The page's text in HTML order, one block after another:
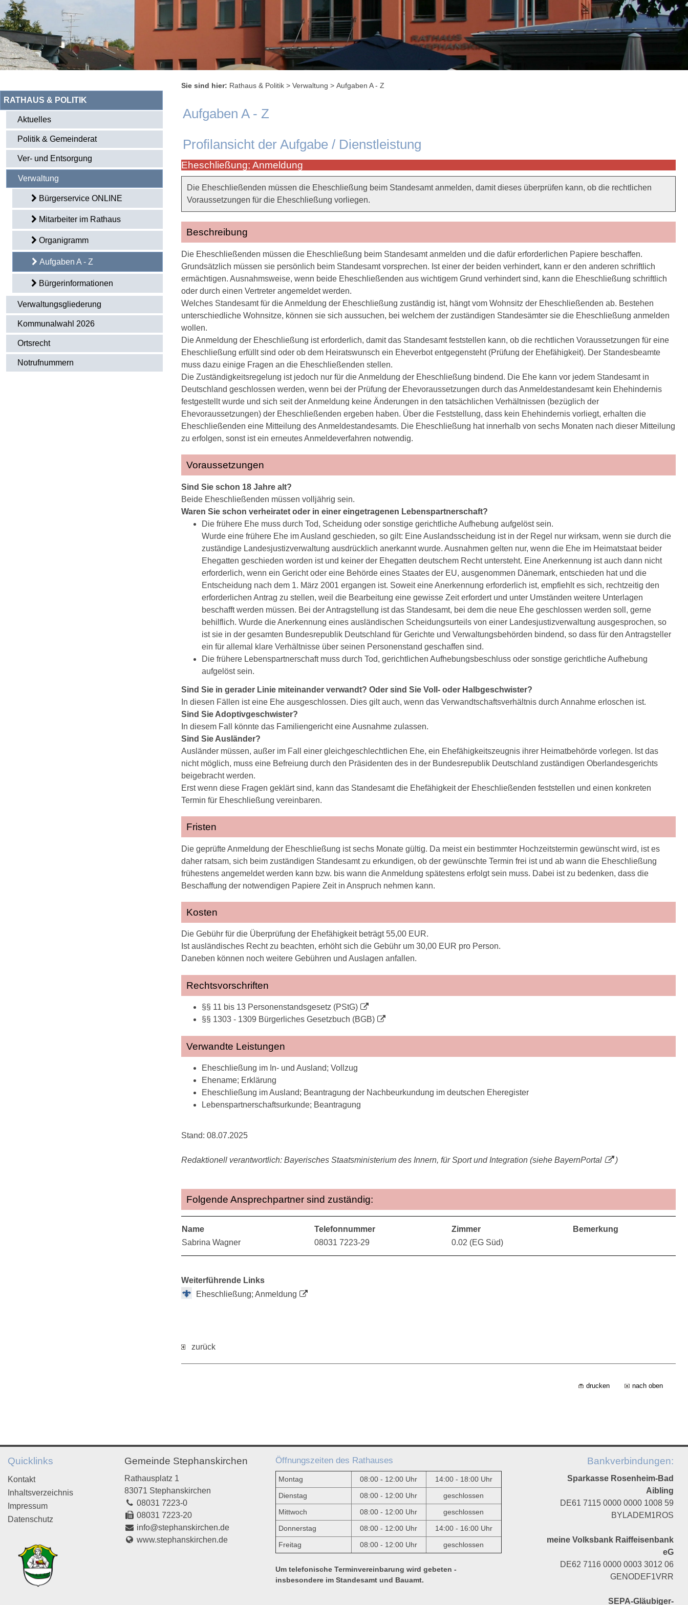
RATHAUS & POLITIK
Aktuelles
Politik & Gemeinderat
Ver- und Entsorgung
Verwaltung
Bürgerservice ONLINE
Mitarbeiter im Rathaus
Organigramm
Aufgaben A - Z
Bürgerinformationen
Verwaltungsgliederung
Kommunalwahl 2026
Ortsrecht
Notrufnummern
Sie sind hier: Rathaus & Politik > Verwaltung > Aufgaben A - Z
Aufgaben A - Z
Profilansicht der Aufgabe / Dienstleistung
Eheschließung; Anmeldung
Die Eheschließenden müssen die Eheschließung beim Standesamt anmelden, damit dieses überprüfen kann, ob die rechtlichen
Voraussetzungen für die Eheschließung vorliegen.
Beschreibung
Die Eheschließenden müssen die Eheschließung beim Standesamt anmelden und die dafür erforderlichen Papiere beschaffen.
Grundsätzlich müssen sie persönlich beim Standesamt vorsprechen. Ist einer der beiden verhindert, kann er den anderen schriftlich
ermächtigen. Ausnahmsweise, wenn beide Eheschließenden aus wichtigem Grund verhindert sind, kann die Eheschließung schriftlich
oder durch einen Vertreter angemeldet werden.
Welches Standesamt für die Anmeldung der Eheschließung zuständig ist, hängt vom Wohnsitz der Eheschließenden ab. Bestehen
unterschiedliche Wohnsitze, können sie sich aussuchen, bei welchem der zuständigen Standesämter sie die Eheschließung anmelden
wollen.
Die Anmeldung der Eheschließung ist erforderlich, damit das Standesamt feststellen kann, ob die rechtlichen Voraussetzungen für eine
Eheschließung erfüllt sind oder ob dem Heiratswunsch ein Eheverbot entgegensteht (Prüfung der Ehefähigkeit). Der Standesbeamte
muss dazu einige Fragen an die Eheschließenden stellen.
Die Zuständigkeitsregelung ist jedoch nur für die Anmeldung der Eheschließung bindend. Die Ehe kann vor jedem Standesamt in
Deutschland geschlossen werden, wenn bei der Prüfung der Ehevoraussetzungen durch das Anmeldestandesamt kein Ehehindernis
festgestellt wurde und sich seit der Anmeldung keine Änderungen in den tatsächlichen Verhältnissen (bezüglich der
Ehevoraussetzungen) der Eheschließenden ergeben haben. Über die Feststellung, dass kein Ehehindernis vorliegt, erhalten die
Eheschließenden eine Mitteilung des Anmeldestandesamts. Die Eheschließung hat innerhalb von sechs Monaten nach dieser Mitteilung
zu erfolgen, sonst ist ein erneutes Anmeldeverfahren notwendig.
Voraussetzungen
Sind Sie schon 18 Jahre alt?
Beide Eheschließenden müssen volljährig sein.
Waren Sie schon verheiratet oder in einer eingetragenen Lebenspartnerschaft?
Die frühere Ehe muss durch Tod, Scheidung oder sonstige gerichtliche Aufhebung aufgelöst sein.
Wurde eine frühere Ehe im Ausland geschieden, so gilt: Eine Auslandsscheidung ist in der Regel nur wirksam, wenn sie durch die
zuständige Landesjustizverwaltung ausdrücklich anerkannt wurde. Ausnahmen gelten nur, wenn die Ehe im Heimatstaat beider
Ehegatten geschieden worden ist und keiner der Ehegatten deutschem Recht untersteht. Eine Anerkennung ist auch dann nicht
erforderlich, wenn ein Gericht oder eine Behörde eines Staates der EU, ausgenommen Dänemark, entschieden hat und die
Entscheidung nach dem 1. März 2001 ergangen ist. Soweit eine Anerkennung erforderlich ist, empfiehlt es sich, rechtzeitig den
erforderlichen Antrag zu stellen, weil die Bearbeitung eine gewisse Zeit erfordert und unter Umständen weitere Unterlagen
beschafft werden müssen. Bei der Antragstellung ist das Standesamt, bei dem die neue Ehe geschlossen werden soll, gerne
behilflich. Wurde die Anerkennung eines ausländischen Scheidungsurteils von einer Landesjustizverwaltung ausgesprochen, so
ist sie in der gesamten Bundesrepublik Deutschland für Gerichte und Verwaltungsbehörden bindend, so dass für den Antragsteller
ein für allemal klare Verhältnisse über seinen Personenstand geschaffen sind.
Die frühere Lebenspartnerschaft muss durch Tod, gerichtlichen Aufhebungsbeschluss oder sonstige gerichtliche Aufhebung
aufgelöst sein.
Sind Sie in gerader Linie miteinander verwandt? Oder sind Sie Voll- oder Halbgeschwister?
In diesen Fällen ist eine Ehe ausgeschlossen. Dies gilt auch, wenn das Verwandtschaftsverhältnis durch Annahme erloschen ist.
Sind Sie Adoptivgeschwister?
In diesem Fall könnte das Familiengericht eine Ausnahme zulassen.
Sind Sie Ausländer?
Ausländer müssen, außer im Fall einer gleichgeschlechtlichen Ehe, ein Ehefähigkeitszeugnis ihrer Heimatbehörde vorlegen. Ist das
nicht möglich, muss eine Befreiung durch den Präsidenten des in der Bundesrepublik Deutschland zuständigen Oberlandesgerichts
beigebracht werden.
Erst wenn diese Fragen geklärt sind, kann das Standesamt die Ehefähigkeit der Eheschließenden feststellen und einen konkreten
Termin für Eheschließung vereinbaren.
Fristen
Die geprüfte Anmeldung der Eheschließung ist sechs Monate gültig. Da meist ein bestimmter Hochzeitstermin gewünscht wird, ist es
daher ratsam, sich beim zuständigen Standesamt zu erkundigen, ob der gewünschte Termin frei ist und ab wann die Eheschließung
frühestens angemeldet werden kann bzw. bis wann die Anmeldung spätestens erfolgt sein muss. Dabei ist zu bedenken, dass die
Beschaffung der notwendigen Papiere Zeit in Anspruch nehmen kann.
Kosten
Die Gebühr für die Überprüfung der Ehefähigkeit beträgt 55,00 EUR.
Ist ausländisches Recht zu beachten, erhöht sich die Gebühr um 30,00 EUR pro Person.
Daneben können noch weitere Gebühren und Auslagen anfallen.
Rechtsvorschriften
§§ 11 bis 13 Personenstandsgesetz (PStG)
§§ 1303 - 1309 Bürgerliches Gesetzbuch (BGB)
Verwandte Leistungen
Eheschließung im In- und Ausland; Vollzug
Ehename; Erklärung
Eheschließung im Ausland; Beantragung der Nachbeurkundung im deutschen Eheregister
Lebenspartnerschaftsurkunde; Beantragung
Stand: 08.07.2025
Redaktionell verantwortlich: Bayerisches Staatsministerium des Innern, für Sport und Integration (siehe BayernPortal )
Folgende Ansprechpartner sind zuständig:
Name Telefonnummer Zimmer
Bemerkung
Sabrina Wagner
08031 7223-29 0.02 (EG Süd)
Weiterführende Links
Eheschließung; Anmeldung
zurück
drucken nach oben
Quicklinks
Kontakt
Inhaltsverzeichnis
Impressum
Datenschutz
Gemeinde Stephanskirchen
Rathausplatz 1
83071 Stephanskirchen
08031 7223-0
08031 7223-20
info@stephanskirchen.de
www.stephanskirchen.de
Öffnungszeiten des Rathauses
Montag 08:00 - 12:00 Uhr
14:00 - 18:00 Uhr
Dienstag
08:00 - 12:00 Uhr
geschlossen
Mittwoch
08:00 - 12:00 Uhr
geschlossen
Donnerstag
08:00 - 12:00 Uhr
14:00 - 16:00 Uhr
Freitag
08:00 - 12:00 Uhr geschlossen
Um telefonische Terminvereinbarung wird gebeten -
insbesondere im Standesamt und Bauamt.
Bankverbindungen:
Sparkasse Rosenheim-Bad
Aibling
DE61 7115 0000 0000 1008 59
BYLADEM1ROS
meine Volksbank Raiffeisenbank
eG
DE62 7116 0000 0003 3012 06
GENODEF1VRR
SEPA-Gläubiger-